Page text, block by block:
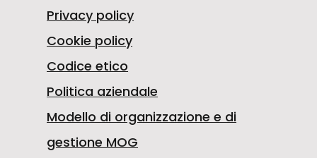
Privacy policy
Cookie policy
Codice etico
Politica aziendale
Modello di organizzazione e di
gestione MOG